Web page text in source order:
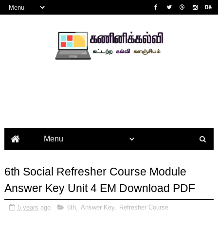
6th Social Refresher Course Module
Answer Key Unit 4 EM Download PDF
5 years ago 6th, Answer Key, Refresher Course